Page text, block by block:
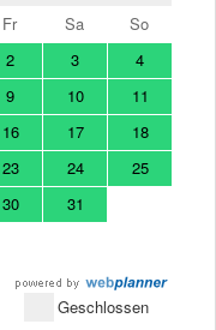
Fr Sa
So
2 3
4
9 10
11
16 17
18
23 24
25
30 31
Geschlossen